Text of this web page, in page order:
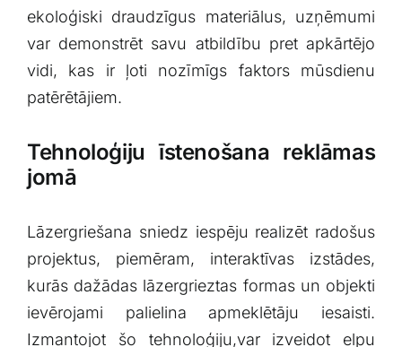
ekoloģiski ⁤draudzīgus materiālus,⁢ uzņēmumi⁢
var demonstrēt savu ‍atbildību pret‌ apkārtējo
vidi, ‌kas⁣ ir ļoti nozīmīgs faktors mūsdienu
‌patērētājiem.
Tehnoloģiju īstenošana reklāmas⁣
jomā
Lāzergriešana sniedz iespēju ⁤realizēt radošus
projektus, ​piemēram, interaktīvas ⁢izstādes,
‌kurās dažādas lāzergrieztas formas un ‌objekti
ievērojami palielina apmeklētāju iesaisti.
Izmantojot šo tehnoloģiju,var‌ izveidot elpu